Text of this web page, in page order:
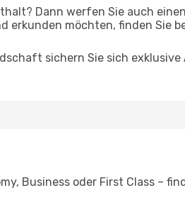
Dann werfen Sie auch
erkunden möchten, finden Sie
sichern Sie sich
Business oder First Class –